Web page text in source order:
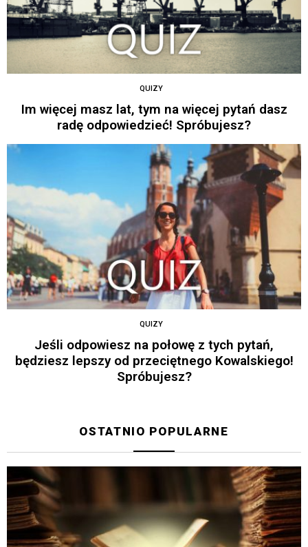
QUIZY
Im więcej masz lat, tym na więcej pytań dasz
radę odpowiedzieć! Spróbujesz?
QUIZY
Jeśli odpowiesz na połowę z tych pytań,
będziesz lepszy od przeciętnego Kowalskiego!
Spróbujesz?
OSTATNIO POPULARNE